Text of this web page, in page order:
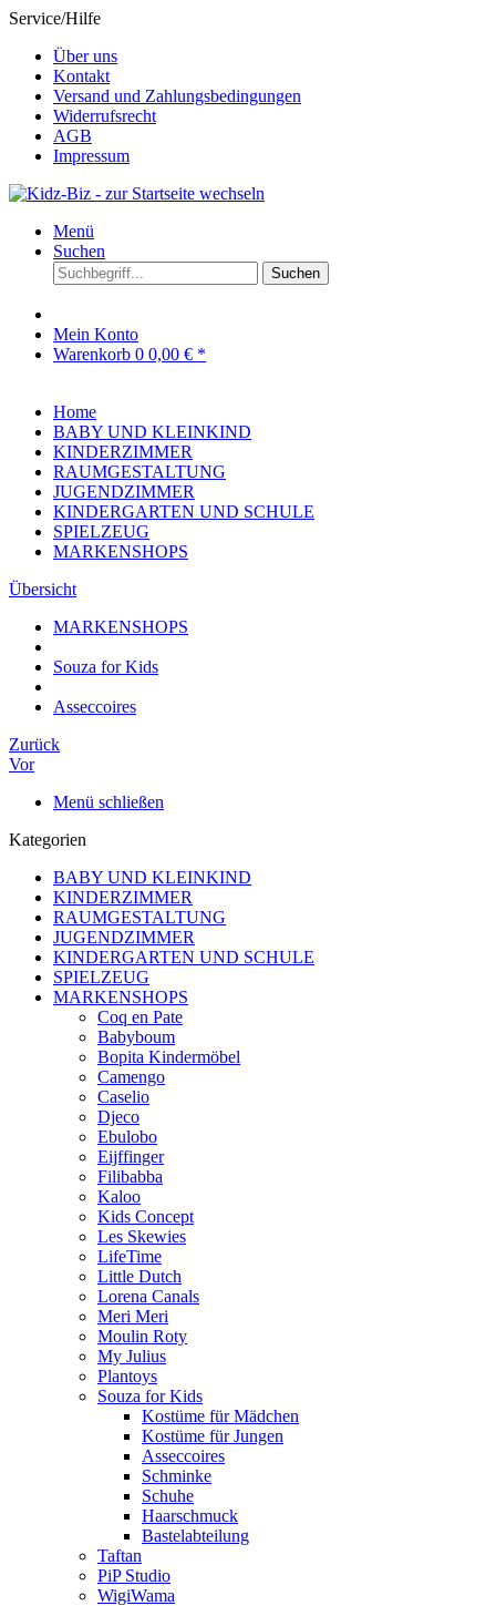
Service/Hilfe
Über uns
Kontakt
Versand und Zahlungsbedingungen
Widerrufsrecht
AGB
Impressum
Menü
Suchen
Suchen
Mein Konto
Warenkorb 0 0,00 € *
Home
BABY UND KLEINKIND
KINDERZIMMER
RAUMGESTALTUNG
JUGENDZIMMER
KINDERGARTEN UND SCHULE
SPIELZEUG
MARKENSHOPS
Übersicht
MARKENSHOPS
Souza for Kids
Asseccoires
Zurück
Vor
Menü schließen
Kategorien
BABY UND KLEINKIND
KINDERZIMMER
RAUMGESTALTUNG
JUGENDZIMMER
KINDERGARTEN UND SCHULE
SPIELZEUG
MARKENSHOPS
Coq en Pate
Babyboum
Bopita Kindermöbel
Camengo
Caselio
Djeco
Ebulobo
Eijffinger
Filibabba
Kaloo
Kids Concept
Les Skewies
LifeTime
Little Dutch
Lorena Canals
Meri Meri
Moulin Roty
My Julius
Plantoys
Souza for Kids
Kostüme für Mädchen
Kostüme für Jungen
Asseccoires
Schminke
Schuhe
Haarschmuck
Bastelabteilung
Taftan
PiP Studio
WigiWama